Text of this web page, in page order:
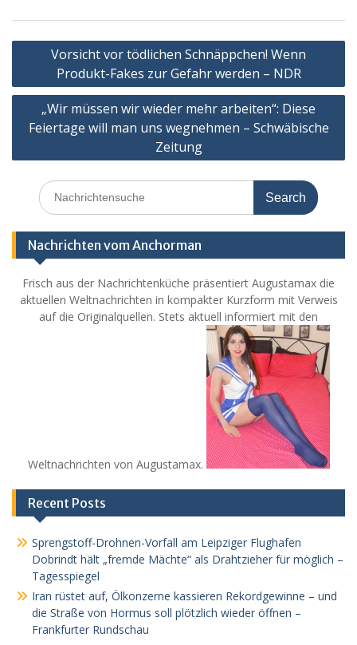
Post
navigation
Vorsicht vor tödlichen Schnäppchen! Wenn
Produkt-Fakes zur Gefahr werden – NDR
„Wir müssen wir wieder mehr arbeiten“: Diese
Feiertage will man uns wegnehmen – Schwäbische
Zeitung
Search
for:
Nachrichten vom Anchorman
Frisch aus der Nachrichtenküche präsentiert Augustamax die
aktuellen Weltnachrichten in kompakter Kurzform mit Verweis
auf die Originalquellen. Stets aktuell informiert mit den
Weltnachrichten von Augustamax.
Recent Posts
Sprengstoff-Drohnen-Vorfall am Leipziger Flughafen
Dobrindt hält „fremde Mächte“ als Drahtzieher für möglich –
Tagesspiegel
Iran rüstet auf, Ölkonzerne kassieren Rekordgewinne – und
die Straße von Hormus soll plötzlich wieder öffnen –
Frankfurter Rundschau